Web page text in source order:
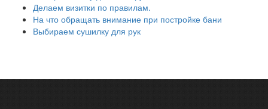
Делаем визитки по правилам.
На что обращать внимание при постройке бани
Выбираем сушилку для рук